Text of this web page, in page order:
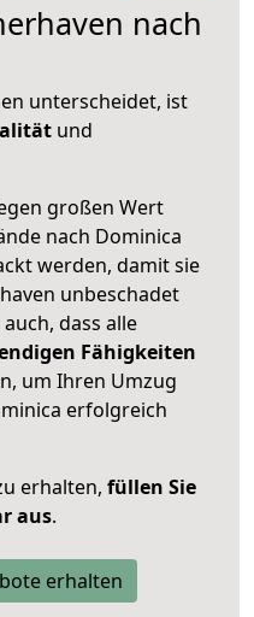
nach
unterscheidet, ist
und
großen Wert
nach Dominica
werden, damit sie
unbeschadet
dass alle
Fähigkeiten
um Ihren Umzug
erfolgreich
erhalten, füllen Sie
aus.
erhalten